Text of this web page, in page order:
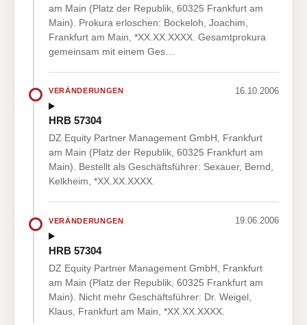
am Main (Platz der Republik, 60325 Frankfurt am
Main). Prokura erloschen: Bockeloh, Joachim,
Frankfurt am Main, *XX.XX.XXXX. Gesamtprokura
gemeinsam mit einem Ges…
VERÄNDERUNGEN 16.10.2006
HRB 57304
DZ Equity Partner Management GmbH, Frankfurt
am Main (Platz der Republik, 60325 Frankfurt am
Main). Bestellt als Geschäftsführer: Sexauer, Bernd,
Kelkheim, *XX.XX.XXXX.
VERÄNDERUNGEN 19.06.2006
HRB 57304
DZ Equity Partner Management GmbH, Frankfurt
am Main (Platz der Republik, 60325 Frankfurt am
Main). Nicht mehr Geschäftsführer: Dr. Weigel,
Klaus, Frankfurt am Main, *XX.XX.XXXX.